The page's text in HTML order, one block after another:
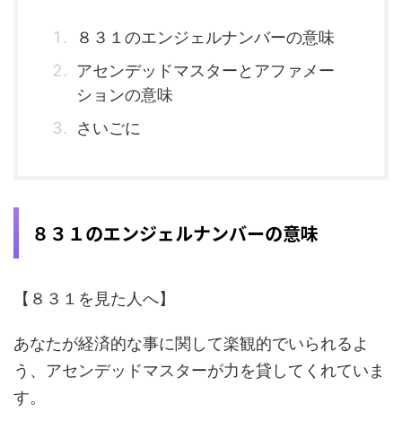
８３１のエンジェルナンバーの意味
アセンデッドマスターとアファメー
ションの意味
さいごに
８３１のエンジェルナンバーの意味
【８３１を見た人へ】
あなたが経済的な事に関して楽観的でいられるよ
う、アセンデッドマスターが力を貸してくれていま
す。